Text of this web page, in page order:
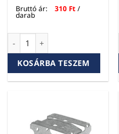
Bruttó ár:
310 Ft /
darab
Kazettás álmennyezet
KOSÁRBA TESZEM